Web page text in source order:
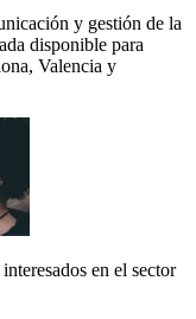
y gestión de la
disponible para
Valencia y
en el sector